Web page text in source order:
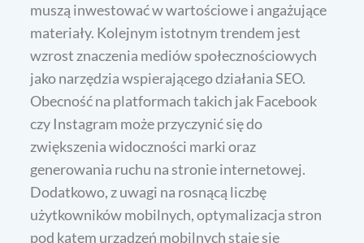
muszą inwestować w wartościowe i angażujące
materiały. Kolejnym istotnym trendem jest
wzrost znaczenia mediów społecznościowych
jako narzędzia wspierającego działania SEO.
Obecność na platformach takich jak Facebook
czy Instagram może przyczynić się do
zwiększenia widoczności marki oraz
generowania ruchu na stronie internetowej.
Dodatkowo, z uwagi na rosnącą liczbę
użytkowników mobilnych, optymalizacja stron
pod kątem urządzeń mobilnych staje się